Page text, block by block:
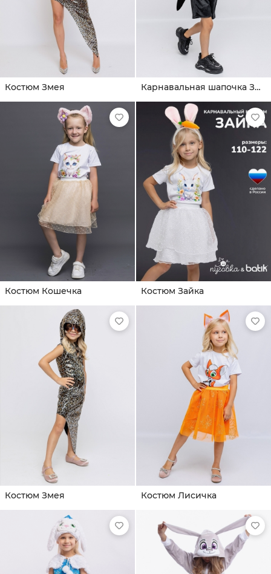
Костюм Змея Карнавальная шапочка Змея
Костюм Кошечка Костюм Зайка
Костюм Змея Костюм Лисичка